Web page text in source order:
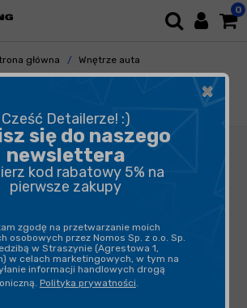
0
główna
Wnętrze auta
i Dywaniki
Alcantara
×
Cześć Detailerze! :)
się do naszego
newslettera
kod rabatowy 5% na
pierwsze zakupy
zgodę na przetwarzanie moich
osobowych przez Nomos Sp. z o.o. Sp.
w Straszynie (Agrestowa 1,
w celach marketingowych, w tym na
informacji handlowych drogą
Polityka prywatności.